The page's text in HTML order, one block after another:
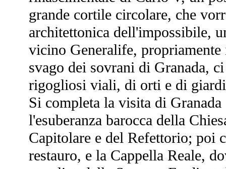
grande cortile circolare, che
architettonica dell'impossibile,
vicino Generalife,
svago dei sovrani di Granada,
rigogliosi viali, di orti e di
Si completa la visita di
l'esuberanza barocca della
Capitolare e del Refettorio; poi
restauro, e la Cappella Reale,